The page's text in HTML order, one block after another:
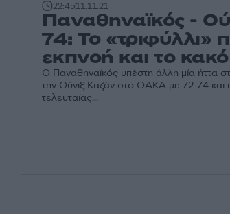
22:4511.11.21
Παναθηναϊκός -
74: Το «τριφύλλι»
εκπνοή και το
Ο Παναθηναϊκός υπέστη άλλη μία ήττα
την Ούνιξ Καζάν στο ΟΑΚΑ με 72-74 και
τελευταίας...